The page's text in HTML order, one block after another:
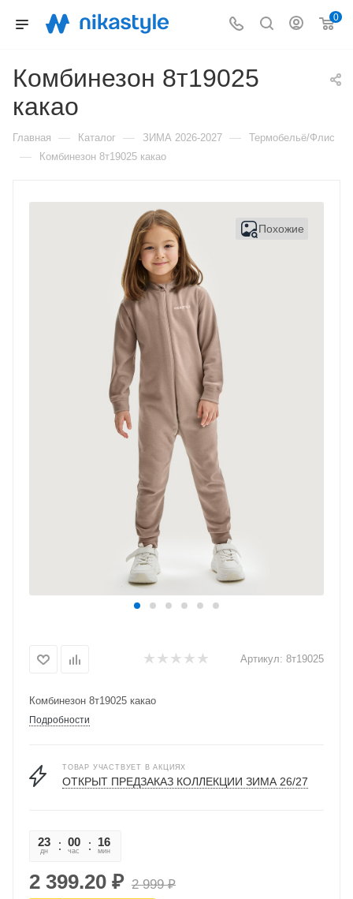
0
Комбинезон 8т19025
какао
Главная — Каталог — ЗИМА 2026-2027 — Термобельё/Флис
— Комбинезон 8т19025 какао
Похожие
Артикул: 8т19025
Комбинезон 8т19025 какао
Подробности
ТОВАР УЧАСТВУЕТ В АКЦИЯХ
ОТКРЫТ ПРЕДЗАКАЗ КОЛЛЕКЦИИ ЗИМА 26/27
23
дн
00
час
16
мин
2 399.20 ₽ 2 999₽